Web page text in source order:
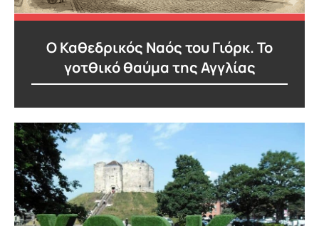
Ο Καθεδρικός Ναός του Γιόρκ. Το
γοτθικό θαύμα της Αγγλίας